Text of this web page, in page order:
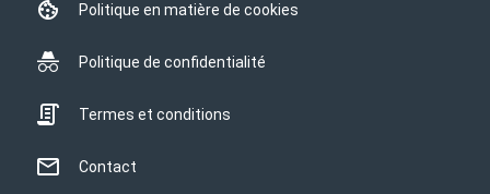
Politique en matière de cookies
Politique de confidentialité
Termes et conditions
Contact